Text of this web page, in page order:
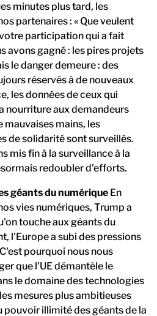
minutes plus tard, les
partenaires : « Que veulent
votre participation qui a fait
avons gagné : les pires projets
le danger demeure : des
réservés à de nouveaux
les données de ceux qui
nourriture aux demandeurs
mains, les
de solidarité sont surveillés.
mis fin à la surveillance à la
redoubler d'efforts.
géants du numérique En
vies numériques, Trump a
touche aux géants du
l'Europe a subi des pressions
pourquoi nous nous
que l'UE démantèle le
le domaine des technologies
mesures plus ambitieuses
pouvoir illimité des géants de la